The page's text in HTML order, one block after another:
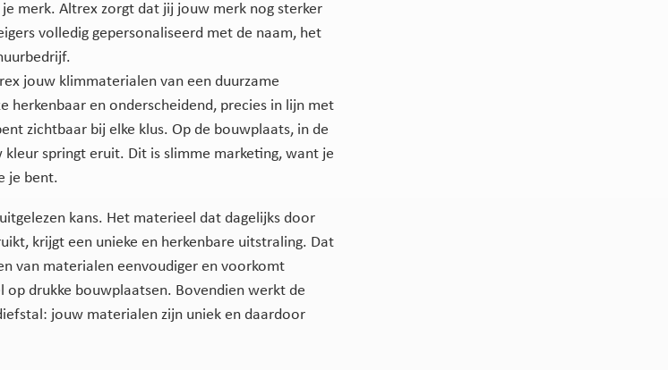
merk. Altrex zorgt dat jij jouw merk nog sterker
volledig gepersonaliseerd met de naam, het
jouw klimmaterialen van een duurzame
herkenbaar en onderscheidend, precies in lijn met
zichtbaar bij elke klus. Op de bouwplaats, in de
springt eruit. Dit is slimme marketing, want je
je bent.
kans. Het materieel dat dagelijks door
krijgt een unieke en herkenbare uitstraling. Dat
van materialen eenvoudiger en voorkomt
drukke bouwplaatsen. Bovendien werkt de
jouw materialen zijn uniek en daardoor